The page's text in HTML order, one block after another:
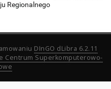
Regionalnego
DInGO dLibra 6.2.11
Centrum Superkomputerowo-